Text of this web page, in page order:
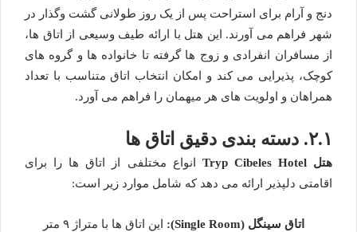
دنج و آرام برای استراحت پس از یک روز طولانی گشت وگذار در
شهر فراهم می آورند. این هتل با ارائه طیف وسیعی از اتاق ها،
از مسافران انفرادی و زوج ها گرفته تا خانواده ها و گروه های
کوچک، پذیرایی می کند و امکان انتخاب اتاق متناسب با تعداد
همراهان و اولویت های هر میهمان را فراهم می آورد.
۲.۱. دسته بندی دقیق اتاق ها
هتل Tryp Cibeles Hotel
انواع مختلفی از اتاق ها را برای
اقامتی دلپذیر ارائه می دهد که شامل موارد زیر است:
اتاق سینگل (Single Room):
این اتاق ها با متراژ ۹ متر